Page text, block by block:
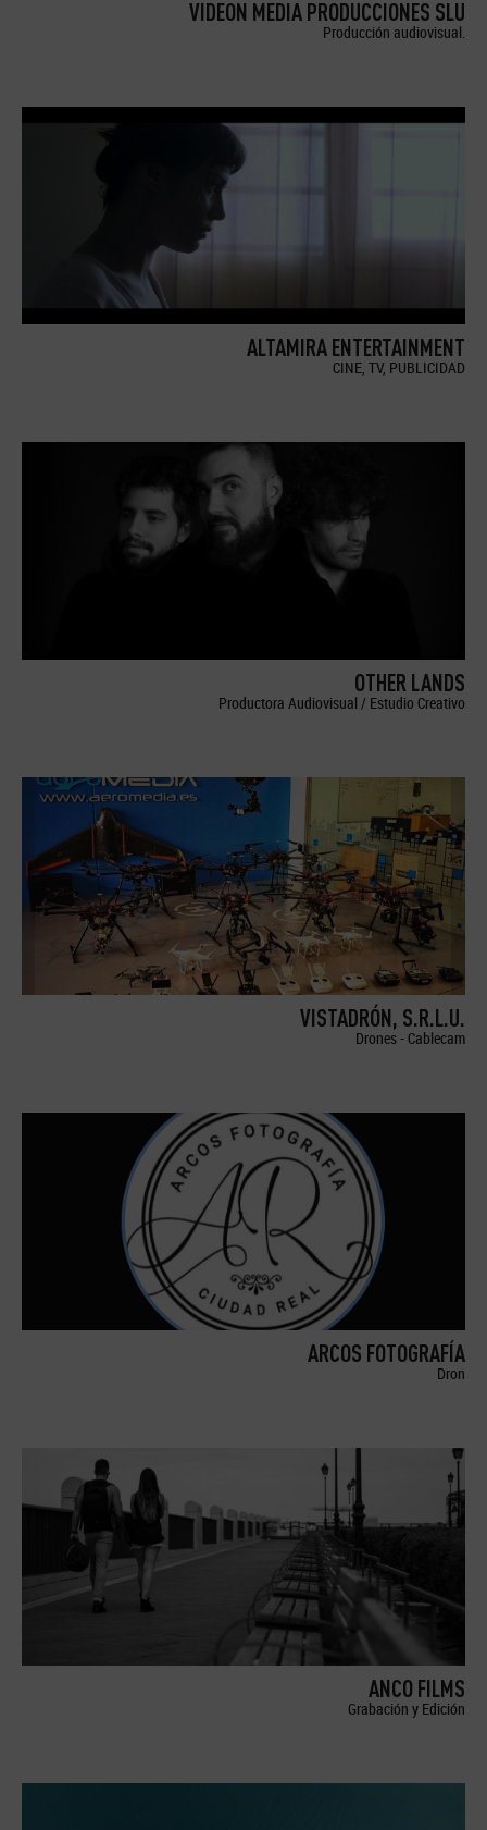
VIDEON MEDIA PRODUCCIONES SLU
Producción audiovisual.
ALTAMIRA ENTERTAINMENT
CINE, TV, PUBLICIDAD
OTHER LANDS
Productora Audiovisual / Estudio Creativo
VISTADRÓN, S.R.L.U.
Drones - Cablecam
ARCOS FOTOGRAFÍA
Dron
ANCO FILMS
Grabación y Edición